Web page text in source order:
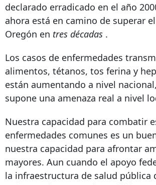
declarado erradicado en el año
ahora está en camino de superar
Oregón en tres décadas .
Los casos de enfermedades
alimentos, tétanos, tos ferina y
están aumentando a nivel
supone una amenaza real a nivel
Nuestra capacidad para combatir
enfermedades comunes es un
nuestra capacidad para afrontar
mayores. Aun cuando el apoyo
la infraestructura de salud pública